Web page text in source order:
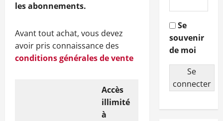
les abonnements.
Avant tout achat, vous devez
avoir pris connaissance des
conditions générales de vente
Accès
illimité
à
Se
souvenir
de moi
Se
connecter